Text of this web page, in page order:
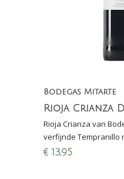
Bodegas Mitarte
Rioja Crianza
Rioja Crianza van
verfijnde Tempranillo
Tonen van rijpe
€ 13,95